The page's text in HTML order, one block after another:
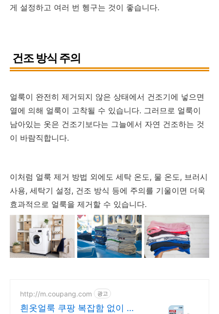
게 설정하고 여러 번 헹구는 것이 좋습니다.
건조 방식 주의
얼룩이 완전히 제거되지 않은 상태에서 건조기에 넣으면
열에 의해 얼룩이 고착될 수 있습니다. 그러므로 얼룩이
남아있는 옷은 건조기보다는 그늘에서 자연 건조하는 것
이 바람직합니다.
이처럼 얼룩 제거 방법 외에도 세탁 온도, 물 온도, 브러시
사용, 세탁기 설정, 건조 방식 등에 주의를 기울이면 더욱
효과적으로 얼룩을 제거할 수 있습니다.
http://m.coupang.com 광고
흰옷얼룩 쿠팡 복잡함 없이 간